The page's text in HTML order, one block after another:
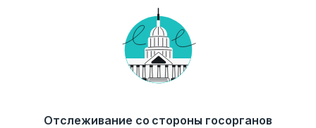
Отслеживание со стороны госорганов